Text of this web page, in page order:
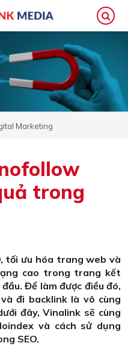
Marketing
trong
tối ưu hóa trang web và
cao trong trang kết
Để làm được điều đó,
đi backlink là vô cùng
đây, Vinalink sẽ cùng
và cách sử dụng
SEO.